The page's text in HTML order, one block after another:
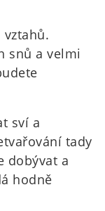
snů a velmi
sví a
tady
dobývat a
hodně